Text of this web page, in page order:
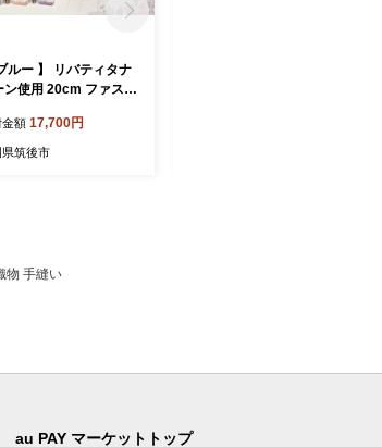
ルー 】 リバティタナ
ン使用 20cm ファスナ
2点セット オシャレ デ
ン ファッション 収納
金額 17,700円
県筑後市
物 手縫い
au PAY マーケットトップ